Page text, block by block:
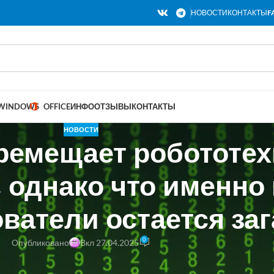
НОВОСТИКОНТАКТЫ
OFFICEИНФООТЗЫВЫКОНТАКТЫ
НОВОСТИ
что именно
остается
Опубликовано Вкл 27.04.2025 0
свой проект по робототехнике, переместив его из отдела
изменение свидетельствует о сдвиге внимания компании с